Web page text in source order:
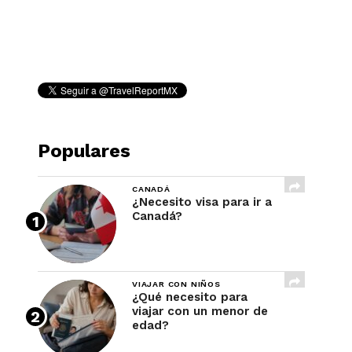
Populares
CANADÁ
¿Necesito visa para ir a
Canadá?
VIAJAR CON NIÑOS
¿Qué necesito para
viajar con un menor de
edad?